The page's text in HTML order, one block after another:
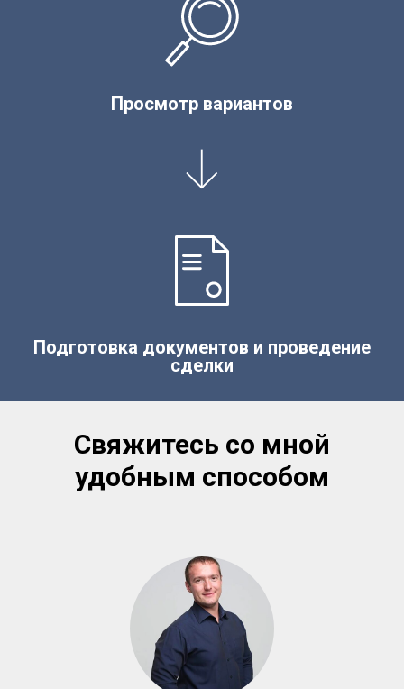
Просмотр вариантов
Подготовка документов и проведение
сделки
Свяжитесь со мной
удобным способом